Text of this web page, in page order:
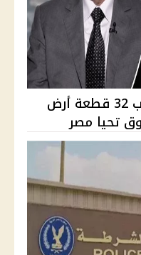
توفيق عكاشة يطالب بسحب 32 قطعة أرض
تحيا مصر